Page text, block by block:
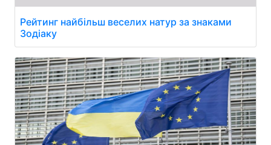
Рейтинг найбільш веселих натур за знаками
Зодіаку